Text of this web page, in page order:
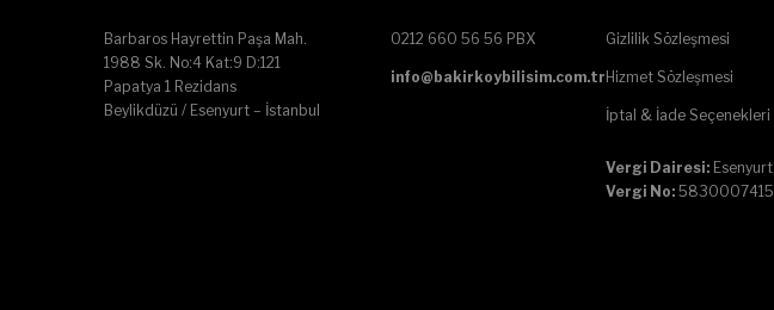
Barbaros Hayrettin Paşa Mah.
1988 Sk. No:4 Kat:9 D:121
Papatya 1 Rezidans
Beylikdüzü / Esenyurt – İstanbul
0212 660 56 56 PBX
info@bakirkoybilisim.com.tr
Gizlilik Sözleşmesi
Hizmet Sözleşmesi
İptal & İade Seçenekleri
Vergi Dairesi: Esenyurt
Vergi No: 5830007415